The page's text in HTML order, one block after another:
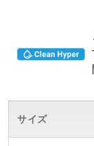
アウト
サイズ